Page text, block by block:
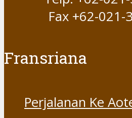
Fax +62-021-
Fransriana
Perjalanan Ke